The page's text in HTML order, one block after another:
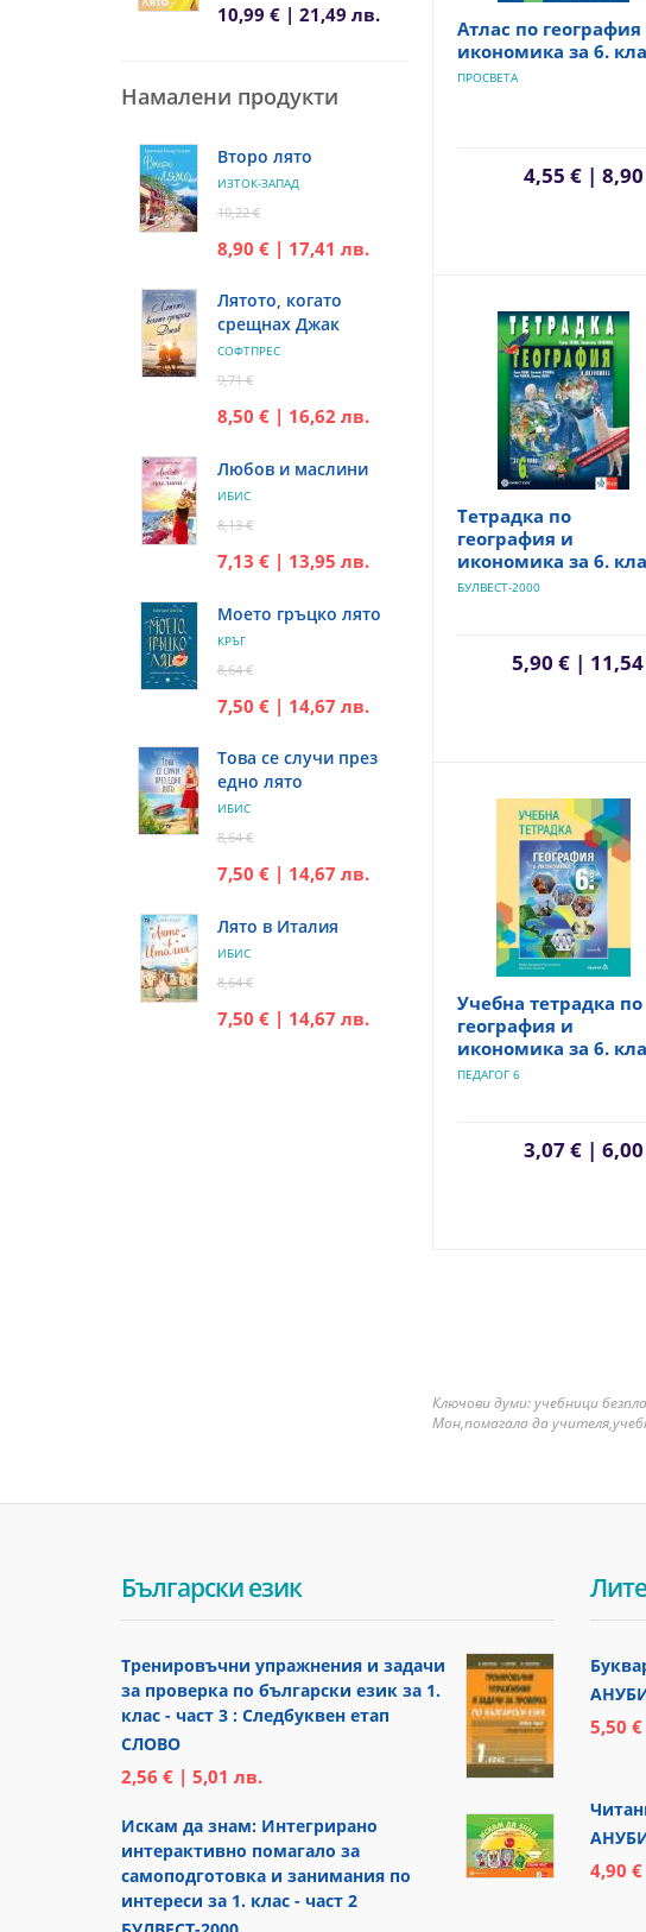
10,99 € | 21,49 лв.
Намалени продукти
Второ лято
ИЗТОК-ЗАПАД
10,22 €
8,90 € | 17,41 лв.
Лятото, когато
срещнах Джак
СОФТПРЕС
9,71 €
8,50 € | 16,62 лв.
Любов и маслини
ИБИС
8,13 €
7,13 € | 13,95 лв.
Моето гръцко лято
КРЪГ
8,64 €
7,50 € | 14,67 лв.
Това се случи през
едно лято
ИБИС
8,64 €
7,50 € | 14,67 лв.
Лято в Италия
ИБИС
8,64 €
7,50 € | 14,67 лв.
Атлас по география
икономика за 6.
ПРОСВЕТА
4,55 € |
Тетрадка по
география и
икономика за 6.
БУЛВЕСТ-2000
5,90 € |
Учебна тетрадка по
география и
икономика за 6.
ПЕДАГОГ 6
3,07 € |
Ключови думи: учебници
Мон,помагала да
Български език
Тренировъчни упражнения и задачи
за проверка по български език за 1.
клас - част 3 : Следбуквен етап
СЛОВО
2,56 € | 5,01 лв.
Искам да знам: Интегрирано
интерактивно помагало за
самоподготовка и занимания по
интереси за 1. клас - част 2
5,50
4,90